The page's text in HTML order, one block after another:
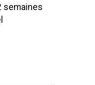
semaines